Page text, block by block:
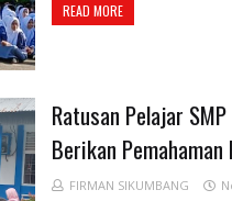
READ MORE
Ratusan Pelajar
Berikan
FIRMAN SIKUMBANG